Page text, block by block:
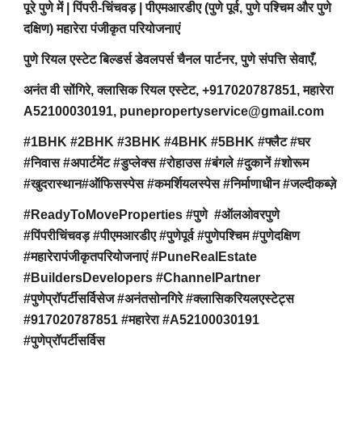
पूरे पुणे में | पिंपरी-चिंचवड़ | पीएमआरडीए (पुणे पूर्व, पुणे पश्चिम और पुणे
दक्षिण) महारेरा पंजीकृत परियोजनाएं
पुणे रियल एस्टेट बिल्डर्स डेवलपर्स चैनल पार्टनर, पुणे संपत्ति सेवाएँ,
अनंत वी सोंगिरे, क्लासिक रियल एस्टेट, +917020787851, महारेरा
A52100030191, punepropertyservice@gmail.com
#1BHK #2BHK #3BHK #4BHK #5BHK #फ्लैट #घर
#निवास #अपार्टमेंट #डुप्लेक्स #रोहाउस #बंगले #दुकानें #शोरूम
#खुदरास्थान#ऑफिसस्पेस #कमर्शियलस्पेस #निर्माणाधीन #जल्दीकब्ज़े
#ReadyToMoveProperties #पुणे #ऑलओवरपुणे
#पिंपरीचिंचवड़ #पीएमआरडीए #पुणेपूर्व #पुणेपश्चिम #पुणेदक्षिण
#महारेरापंजीकृतपरियोजनाएं #PuneRealEstate
#BuildersDevelopers #ChannelPartner
#पुणेप्रॉपर्टीसर्विसेज #अनंतसोनगिरे #क्लासिकरियलएस्टेट्स
#917020787851 #महारेरा #A52100030191
#पुणेप्रॉपर्टीसर्विस